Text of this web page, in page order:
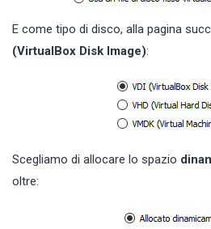
E come tipo di disco, alla pagina
(VirtualBox Disk Image):
Scegliamo di allocare lo spazio
oltre: